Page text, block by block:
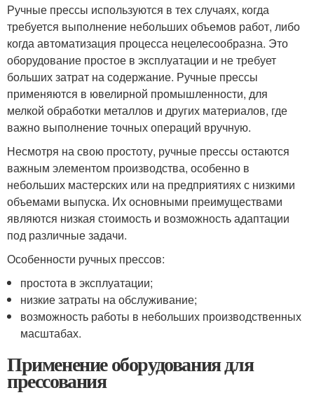
Ручные прессы используются в тех случаях, когда
требуется выполнение небольших объемов работ, либо
когда автоматизация процесса нецелесообразна. Это
оборудование простое в эксплуатации и не требует
больших затрат на содержание. Ручные прессы
применяются в ювелирной промышленности, для
мелкой обработки металлов и других материалов, где
важно выполнение точных операций вручную.
Несмотря на свою простоту, ручные прессы остаются
важным элементом производства, особенно в
небольших мастерских или на предприятиях с низкими
объемами выпуска. Их основными преимуществами
являются низкая стоимость и возможность адаптации
под различные задачи.
Особенности ручных прессов:
простота в эксплуатации;
низкие затраты на обслуживание;
возможность работы в небольших производственных
масштабах.
Применение оборудования для
прессования